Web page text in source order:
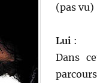
(pas vu)
Lui :
Dans